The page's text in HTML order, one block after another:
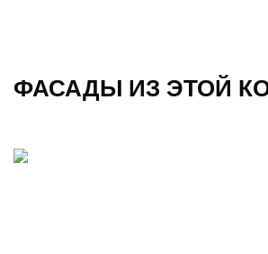
ФАСАДЫ ИЗ ЭТОЙ